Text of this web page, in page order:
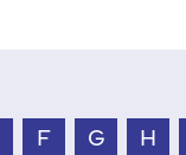
F G H